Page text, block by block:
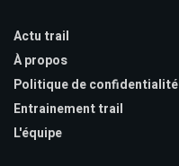
Actu trail
À propos
Politique de confidentialité
Entrainement trail
L'équipe